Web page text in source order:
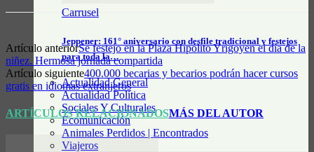
Carrusel
Jeppener: 161° aniversario con desfile tradicional y festejos
para toda la…
Actualidad General
Actualidad Política
Sociales Y Culturales
Ecomunicación
Animales Perdidos | Encontrados
Viajeros
Artículo anteriorSe festejo en la Plaza Hipólito Yrigoyen el día de la
niñez. Hermosa jornada compartida
Artículo siguiente400.000 becarias y becarios podrán hacer cursos
gratis en idiomas extranjeros
ARTÍCULOS RELACIONADOSMÁS DEL AUTOR